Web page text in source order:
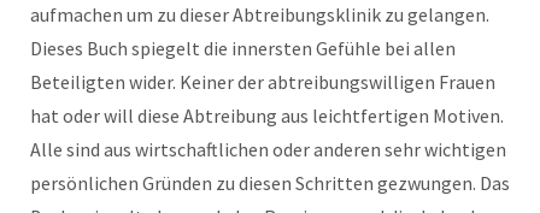
aufmachen um zu dieser Abtreibungsklinik zu gelangen.
Dieses Buch spiegelt die innersten Gefühle bei allen
Beteiligten wider. Keiner der abtreibungswilligen Frauen
hat oder will diese Abtreibung aus leichtfertigen Motiven.
Alle sind aus wirtschaftlichen oder anderen sehr wichtigen
persönlichen Gründen zu diesen Schritten gezwungen. Das